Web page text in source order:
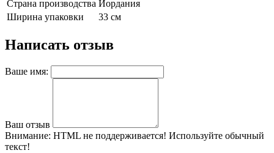
Страна производства Иордания
Ширина упаковки
33 см
Написать отзыв
Ваше имя:
Ваш отзыв
Внимание: HTML не поддерживается! Используйте обычный
текст!